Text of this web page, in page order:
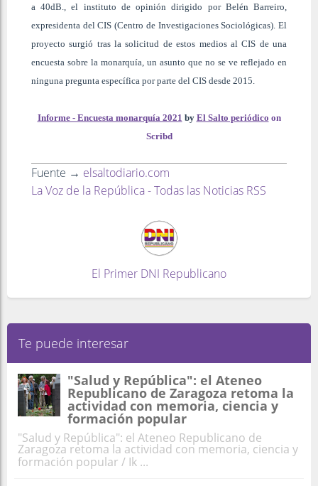
a 40dB., el instituto de opinión dirigido por Belén Barreiro,
expresidenta del CIS (Centro de Investigaciones Sociológicas). El
proyecto surgió tras la solicitud de estos medios al CIS de una
encuesta sobre la monarquía, un asunto que no se ve reflejado en
ninguna pregunta específica por parte del CIS desde 2015.
Informe - Encuesta monarquía 2021 by El Salto periódico on
Scribd
Fuente → elsaltodiario.com
La Voz de la República - Todas las Noticias RSS
El Primer DNI Republicano
Te puede interesar
"Salud y República": el Ateneo
Republicano de Zaragoza retoma la
actividad con memoria, ciencia y
formación popular
"Salud y República": el Ateneo Republicano de
Zaragoza retoma la actividad con memoria, ciencia y
formación popular / Ik ...